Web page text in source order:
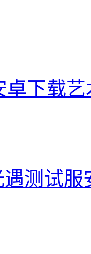
卓下载
遇测试服